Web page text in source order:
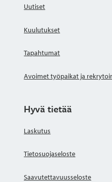
Uutiset
Kuulutukset
Tapahtumat
Avoimet työpaikat ja
Hyvä tietää
Laskutus
Tietosuojaseloste
Saavutettavuusseloste